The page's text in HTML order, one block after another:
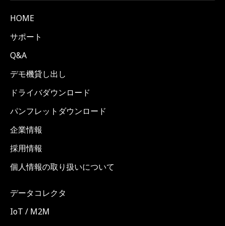
HOME
サポート
Q&A
デモ機貸し出し
ドライバダウンロード
パンフレットダウンロード
企業情報
採用情報
個人情報の取り扱いについて
データコレクタ
IoT / M2M